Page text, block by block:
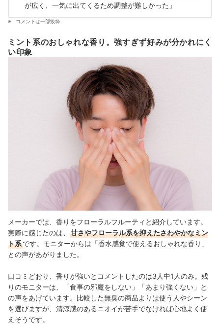
が広く、一気に出てくるため調整が難しかった」
コメントは一部抜粋
ミント系のおしゃれな香り。強すぎず好みが分かれにく
い印象
メーカーでは、香りをフローラルフルーティと紹介しています。
実際に感じたのは、
甘さやフローラル系を抑えたさわやかなミン
ト系です。モニターからは「香水感覚で使えるおしゃれな香り」
との声があがりました。
口コミどおり、香りが強いとコメントしたのは3人中1人のみ。残
りのモニターは、
「食事の邪魔をしない」「あまり強くない」と
の声をあげています。 比較した無臭の商品よりは使う人やシーン
を選びますが、清涼感のあるニオイが苦手でなければ心地よく使
えそうです。